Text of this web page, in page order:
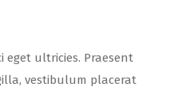
eget ultricies. Praesent
vestibulum placerat